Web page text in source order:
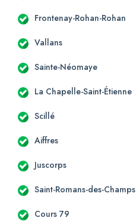
Frontenay-Rohan-Rohan
Vallans
Sainte-Néomaye
La Chapelle-Saint-Étienne
Scillé
Aiffres
Juscorps
Saint-Romans-des-Champs
Cours 79